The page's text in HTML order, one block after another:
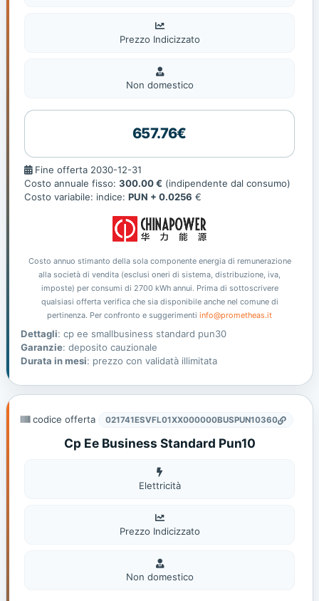
Prezzo Indicizzato
Non
domestic
Non domestico
657.76€
Fine
offerta
Fine offerta 2030-12-31
Costo annuale fisso: 300.00 € (indipendente dal consumo)
Costo variabile: indice: PUN + 0.0256 €
Costo annuo stimanto della sola componente energia di remunerazione
alla società di vendita (esclusi oneri di sistema, distribuzione, iva,
imposte) per consumi di 2700 kWh annui. Prima di sottoscrivere
qualsiasi offerta verifica che sia disponibile anche nel comune di
pertinenza. Per confronto e suggerimenti info@prometheas.it
Dettagli: cp ee smallbusiness standard pun30
Garanzie: deposito cauzionale
Durata in mesi: prezzo con validatà illimitata
codice offerta 021741ESVFL01XX000000BUSPUN10360
Cp Ee Business Standard Pun10
Elettricità
Elettricità
Prezzo Indicizzato
Non
domestic
Non domestico